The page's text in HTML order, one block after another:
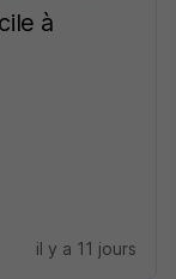
à
il y a 11 jours